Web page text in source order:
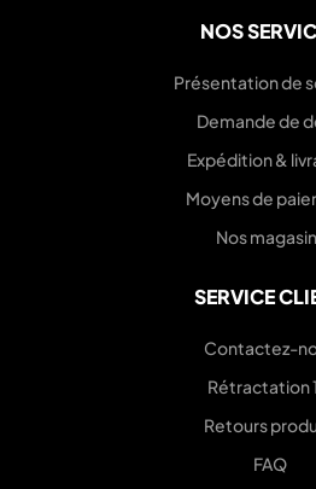
NOS
Présentation de
Demande de
Expédition &
Moyens de
Nos
SERVICE
Contactez-
Rétractation
Retours
FAQ